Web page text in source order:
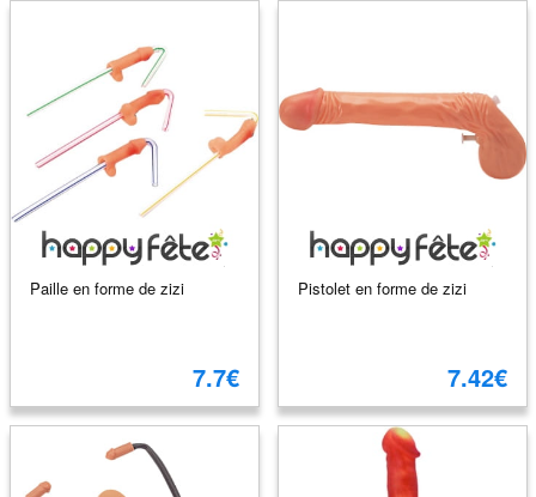
Paille en forme de zizi
7.7€
Pistolet en forme de zizi
7.42€